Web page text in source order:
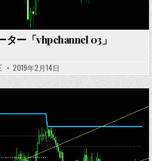
ター「vhpchannel 03」
2019年2月14日